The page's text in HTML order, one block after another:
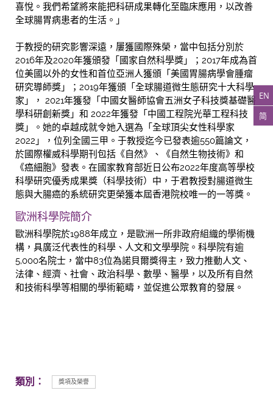
EN
简
喜悅。我們希望將來能把科研成果轉化至臨床應用，以改善
全球腸胃病患者的生活。」
于教授的研究影響深遠，屢獲國際殊榮，當中包括分別於
2016年及2020年獲頒發「國家自然科學獎」；2017年成為首
位美國以外的女性和首位亞洲人獲頒「美國胃腸病學會腫瘤
研究導師獎」；2019年獲頒「全球腸道微生態研究十大科學
家」， 2021年獲發「中國女醫師協會五洲女子科技獎基礎醫
學科研創新獎」和 2022年獲發「中國工程院光華工程科技
獎」。她的卓越成就令她入選為「全球頂尖女性科學家
2022」，位列全國三甲。于教授迄今已發表逾550篇論文，
於國際權威科學期刊包括《自然》、《自然生物技術》和
《癌細胞》發表。在國家教育部近日公布2022年度高等學校
科學研究優秀成果獎（科學技術）中，于君教授對腸道微生
態與大腸癌的系統研究更榮獲本屆香港院校唯一的一等獎。
歐洲科學院簡介
歐洲科學院於1988年成立，是歐洲一所非政府組織的學術機
構，具廣泛代表性的科學、人文和文學學院。科學院有逾
5,000名院士，當中83位為諾貝爾獎得主，致力推動人文、
法律、經濟、社會、政治科學、數學、醫學，以及所有自然
和技術科學等相關的學術範疇，並促進公眾教育的發展。
類別： 獎項及榮譽